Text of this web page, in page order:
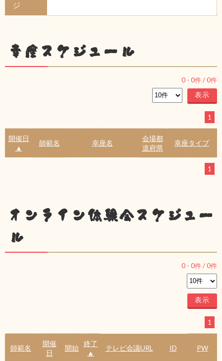
ジ
幸座スケジュール
0 - 0件 /0件
1
開催日
▲
師範名 幸座名
会場都
道府県
幸座タイプ
1
オンライン体験会スケジュー
ル
0 - 0件 /0件
1
師範名
開催
日
開始
終了
▲
テレビ会議URL ID PW